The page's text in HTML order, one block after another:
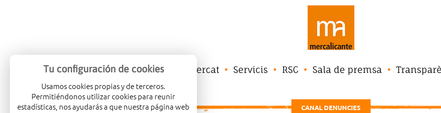
Mercalicante Empreses Mercat Servicis RSC Sala de premsa
CANAL DENUNCIES
Tu configuración de cookies
Usamos cookies propias y de terceros.
Permitiéndonos utilizar cookies para reunir
estadísticas, nos ayudarás a que nuestra página web